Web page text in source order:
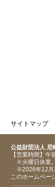
サイトマップ
公益財団法人 尼
【営業時間】
※火曜日休業。
※2026年12月
このホームペー